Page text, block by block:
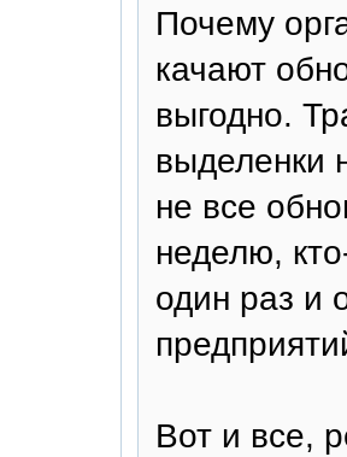
Почему
качают
выгодно.
выделенки
не все
неделю,
один раз и
Вот и все,